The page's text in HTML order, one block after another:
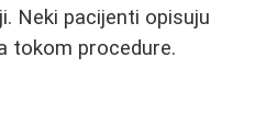
Neki pacijenti opisuju
tokom procedure.